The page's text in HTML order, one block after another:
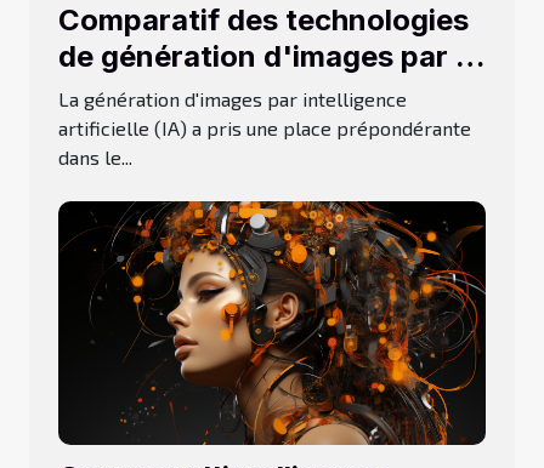
Comparatif des technologies
de génération d'images par IA
en 2024
La génération d'images par intelligence
artificielle (IA) a pris une place prépondérante
dans le...